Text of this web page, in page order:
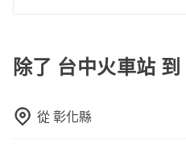
就貴了，改預約一輛tripool
當天就要來回，那在台中路
你最便宜選擇。註冊完iRent
火車站到合歡山的花費預估
除了 台中火車站
從彰化縣